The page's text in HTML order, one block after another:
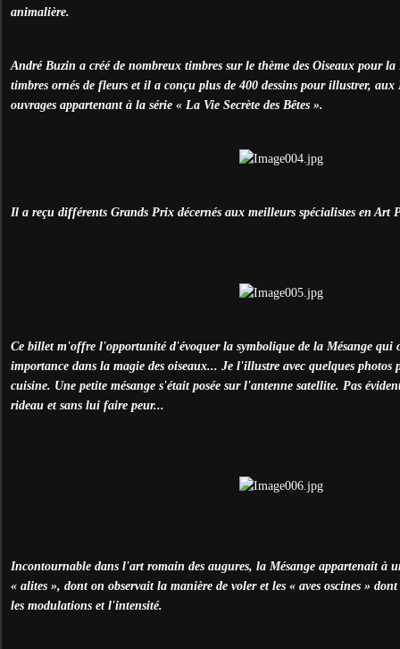
animalière.
André Buzin a créé de nombreux timbres sur le thème des Oiseaux pour la
timbres ornés de fleurs et il a conçu plus de 400 dessins pour illustrer,
ouvrages appartenant à la série « La Vie Secrète des Bêtes ».
Il a reçu différents Grands Prix décernés aux meilleurs spécialistes en Art
Ce billet m'offre l'opportunité d'évoquer la symbolique de la Mésange qui
importance dans la magie des oiseaux... Je l'illustre avec quelques photos
cuisine. Une petite mésange s'était posée sur l'antenne satellite. Pas
rideau et sans lui faire peur...
Incontournable dans l'art romain des augures, la Mésange appartenait à
« alites », dont on observait la manière de voler et les « aves oscines »
les modulations et l'intensité.